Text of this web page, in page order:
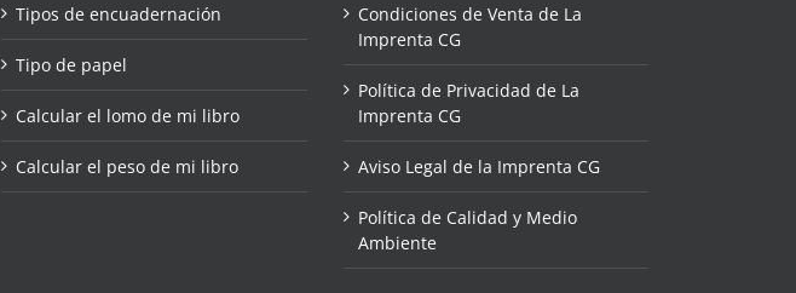
Tipos de encuadernación
Tipo de papel
Calcular el lomo de mi libro
Calcular el peso de mi libro
Condiciones de Venta de La
Imprenta CG
Política de Privacidad de La
Imprenta CG
Aviso Legal de la Imprenta CG
Política de Calidad y Medio
Ambiente